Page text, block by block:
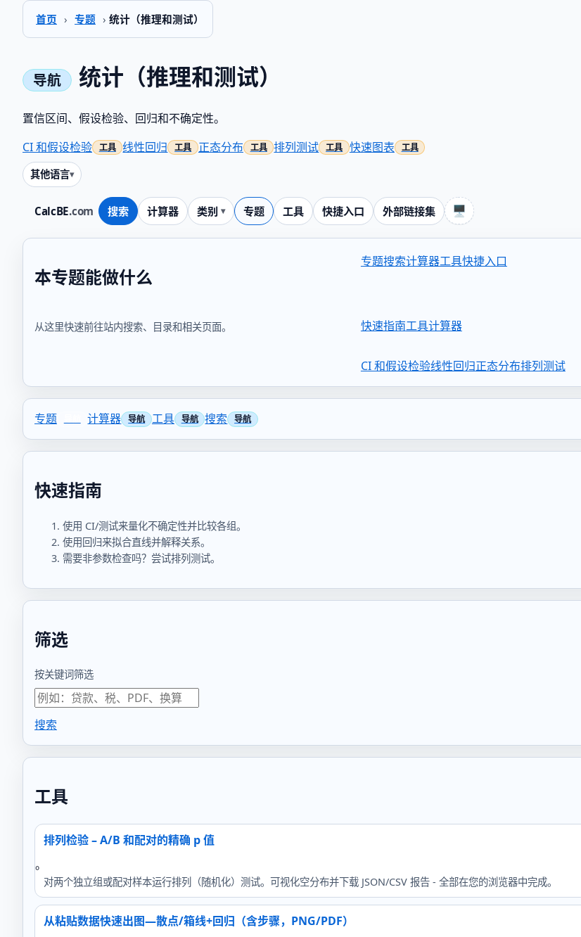
首页 › 专题 › 统计（推理和测试）
CalcBE.com 搜索 计算器 类别 专题 工具 快捷入口 外部链接集 🖥️
统计（推理和测试）
置信区间、假设检验、回归和不确定性。
CI 和假设检验
线性回归 正态分布 排列测试 快速图表
其他语言
本专题能做什么
从这里快速前往站内搜索、目录和相关页面。
专题搜索计算器工具快捷入口
快速指南工具计算器
CI 和假设检验线性回归正态分布排列测试
专题 计算器 工具 搜索
快速指南
使用 CI/测试来量化不确定性并比较各组。
使用回归来拟合直线并解释关系。
需要非参数检查吗？尝试排列测试。
筛选
按关键词筛选
搜索
工具
排列检验 – A/B 和配对的精确 p 值
。
对两个独立组或配对样本运行排列（随机化）测试。可视化空分布并下载 JSON/CSV 报告 - 全部在您的浏览器中完成。
从粘贴数据快速出图—散点/箱线+回归（含步骤，PNG/PDF）